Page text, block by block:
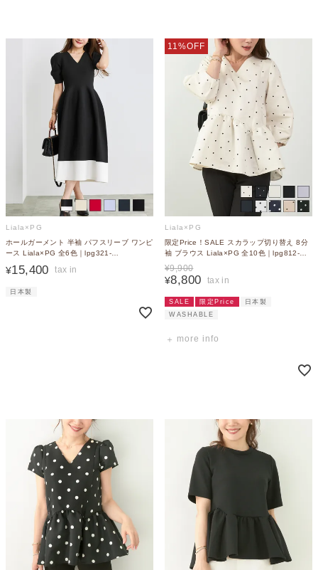
Liala×PG
ホールガーメント 半袖 パフスリーブ ワンピ
ース Liala×PG 全6色｜lpg321-
¥15,400
日本製
11%OFF
Liala×PG
限定Price！SALE スカラップ切り替え 8分
袖 ブラウス Liala×PG 全10色｜lpg812-
1484【12】
¥9,900
¥8,800
SALE 限定Price
日本製
WASHABLE
more info